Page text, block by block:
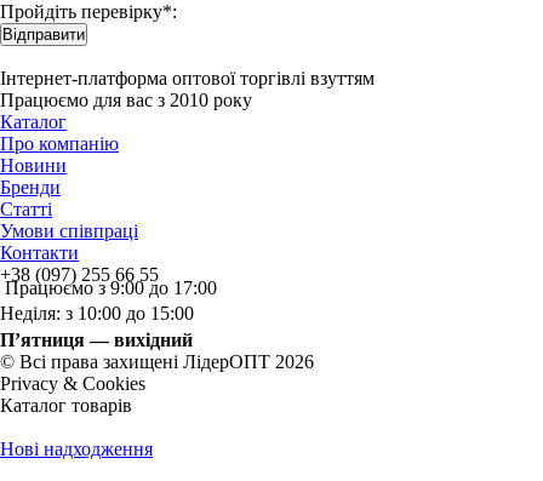
Пройдіть перевірку*:
Відправити
Інтернет-платформа оптової торгівлі взуттям
Працюємо для вас з 2010 року
Каталог
Про компанію
Новини
Бренди
Статті
Умови співпраці
Контакти
+38 (097) 255 66 55
Працюємо з 9:00 до 17:00
Неділя: з 10:00 до 15:00
П’ятниця — вихідний
© Всі права захищені ЛідерОПТ 2026
Privacy & Cookies
Каталог товарів
Нові надходження